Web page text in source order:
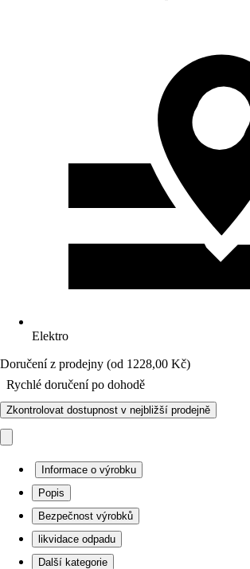
Elektro
Doručení z prodejny (od 1228,00 Kč)
Rychlé doručení po dohodě
Zkontrolovat dostupnost v nejbližší prodejně
Informace o výrobku
Popis
Bezpečnost výrobků
likvidace odpadu
Další kategorie